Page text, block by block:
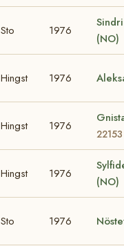
Sto 1976
(NO)
Hingst 1976
Hingst 1976
22153
Hingst 1976
(NO)
Sto 1976